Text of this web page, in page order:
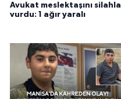
Avukat meslektaşını silahla
vurdu: 1 ağır yaralı